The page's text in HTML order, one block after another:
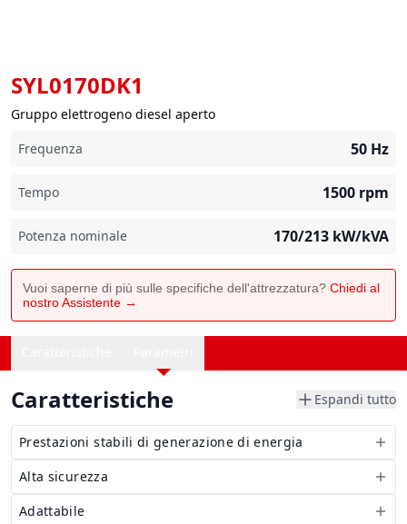
SYL0170DK1
Gruppo elettrogeno diesel aperto
Frequenza
50 Hz
Tempo 1500 rpm
Potenza nominale 170/213 kW/kVA
Vuoi saperne di più sulle specifiche dell'attrezzatura? Chiedi al
nostro Assistente →
Caratteristiche Espandi tutto
Prestazioni stabili di generazione di energia
Alta sicurezza
Adattabile